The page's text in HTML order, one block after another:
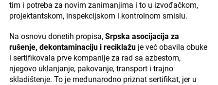
tim i potreba za novim zanimanjima i to u izvođačkom,
projektantskom, inspekcijskom i kontrolnom smislu.
Na osnovu donetih propisa, Srpska asocijacija za
rušenje, dekontaminaciju i reciklažuje već obavila obuke
i sertifikovala prve kompanije za rad sa azbestom,
njegovo uklanjanje, pakovanje, transport i trajno
skladištenje. To je međunarodno priznat sertifikat, jer u